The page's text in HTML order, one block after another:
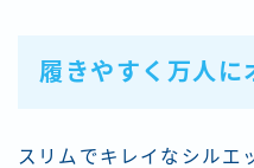
履きやすく万人に
スリムでキレイなシルエ